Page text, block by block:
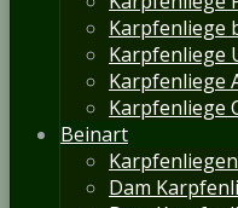
Karpfenliege
Karpfenliege
Karpfenliege
Karpfenliege
Beinart
Dam